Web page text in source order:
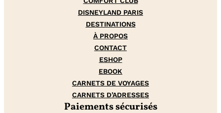
DISNEYLAND PARIS
DESTINATIONS
À PROPOS
CONTACT
ESHOP
EBOOK
CARNETS DE VOYAGES
CARNETS D’ADRESSES
Paiements sécurisés